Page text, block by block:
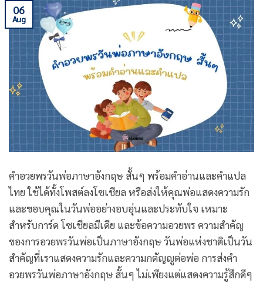
06
Aug
คําอวยพรวันพ่อภาษาอังกฤษ สั้นๆ พร้อมคำอ่านและคำแปล
ไทย ใช้ได้ทั้งโพสต์ลงโซเชียล หรือส่งให้คุณพ่อแสดงความรัก
และขอบคุณในวันพ่ออย่างอบอุ่นและประทับใจ เหมาะ
สำหรับการ์ด โซเชียลมีเดีย และข้อความอวยพร ความสำคัญ
ของการอวยพรวันพ่อเป็นภาษาอังกฤษ วันพ่อแห่งชาติเป็นวัน
สำคัญที่เราแสดงความรักและความกตัญญูต่อพ่อ การส่งคำ
อวยพรวันพ่อภาษาอังกฤษ สั้นๆ ไม่เพียงแต่แสดงความรู้สึกดีๆ